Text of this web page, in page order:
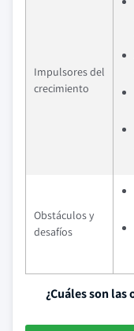
Impulsores del
crecimiento
Obstáculos y
desafíos
¿Cuáles son